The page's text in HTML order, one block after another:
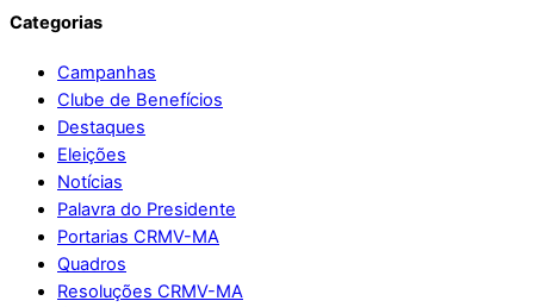
Categorias
Campanhas
Clube de Benefícios
Destaques
Eleições
Notícias
Palavra do Presidente
Portarias CRMV-MA
Quadros
Resoluções CRMV-MA